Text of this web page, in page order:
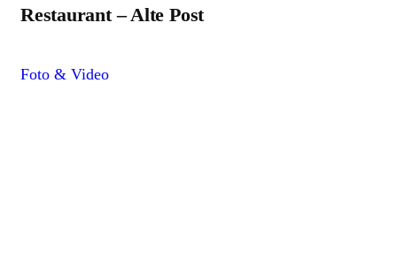
Restaurant – Alte Post
Foto & Video